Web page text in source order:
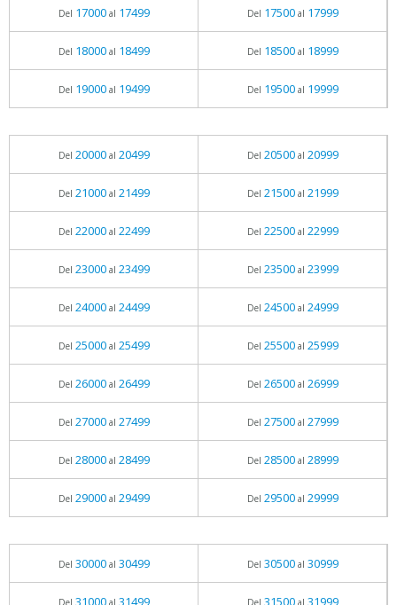
Del 17000al 17499 Del 17500al 17999
Del 18000al 18499 Del 18500al 18999
Del 19000al 19499 Del 19500al 19999
Del 20000al 20499 Del 20500al 20999
Del 21000al 21499 Del 21500al 21999
Del 22000al 22499 Del 22500al 22999
Del 23000al 23499 Del 23500al 23999
Del 24000al 24499 Del 24500al 24999
Del 25000al 25499 Del 25500al 25999
Del 26000al 26499 Del 26500al 26999
Del 27000al 27499 Del 27500al 27999
Del 28000al 28499 Del 28500al 28999
Del 29000al 29499 Del 29500al 29999
Del 30000al 30499 Del 30500al 30999
Del 31000al 31499 Del 31500al 31999